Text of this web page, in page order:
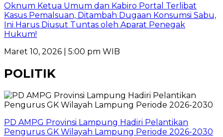
Oknum Ketua Umum dan Kabiro Portal Terlibat
Kasus Pemalsuan, Ditambah Dugaan Konsumsi Sabu,
Ini Harus Diusut Tuntas oleh Aparat Penegak
Hukum!
Maret 10, 2026 | 5:00 pm WIB
POLITIK
PD AMPG Provinsi Lampung Hadiri Pelantikan
Pengurus GK Wilayah Lampung Periode 2026-2030